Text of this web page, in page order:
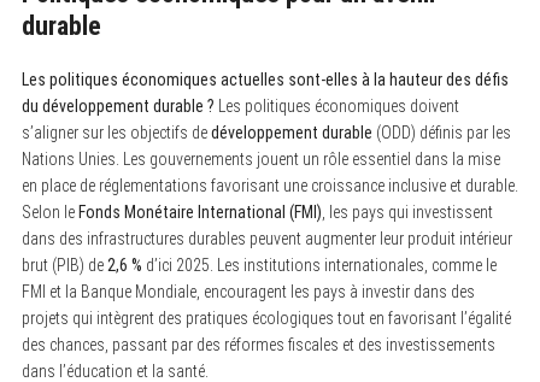
durable
Les politiques économiques actuelles sont-elles à la hauteur des défis
du développement durable ? Les politiques économiques doivent
s’aligner sur les objectifs dedéveloppement durable (ODD) définis par les
Nations Unies. Les gouvernements jouent un rôle essentiel dans la mise
en place de réglementations favorisant une croissance inclusive et durable.
Selon le Fonds Monétaire International (FMI) , les pays qui investissent
dans des infrastructures durables peuvent augmenter leur produit intérieur
brut (PIB) de 2,6 % d’ici 2025. Les institutions internationales, comme le
FMI et la Banque Mondiale, encouragent les pays à investir dans des
projets qui intègrent des pratiques écologiques tout en favorisant l’égalité
des chances, passant par des réformes fiscales et des investissements
dans l’éducation et la santé.